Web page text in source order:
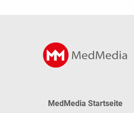
MedMedia Startseite